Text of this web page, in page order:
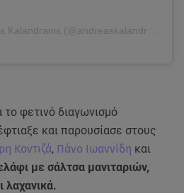
φετινό διαγωνισμό
και παρουσίασε στους
Κοντιζά, Πάνο Ιωαννίδη και
με σάλτσα μανιταριών,
λαχανικά.